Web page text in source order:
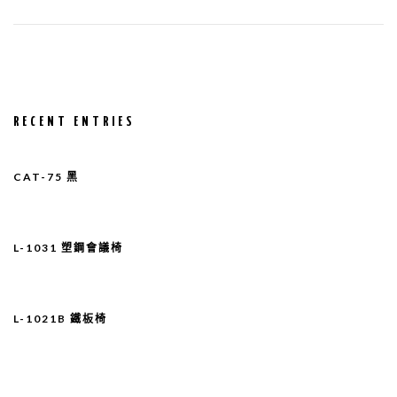
RECENT ENTRIES
CAT-75 黑
L-1031 塑鋼會議椅
L-1021B 鐵板椅